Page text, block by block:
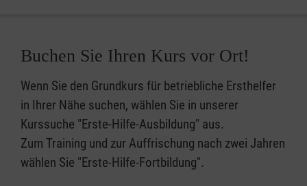
Buchen Sie Ihren Kurs vor Ort!
Wenn Sie den Grundkurs für betriebliche Ersthelfer
in Ihrer Nähe suchen, wählen Sie in unserer
Kurssuche "Erste-Hilfe-Ausbildung" aus.
Zum Training und zur Auffrischung nach zwei Jahren
wählen Sie "Erste-Hilfe-Fortbildung".